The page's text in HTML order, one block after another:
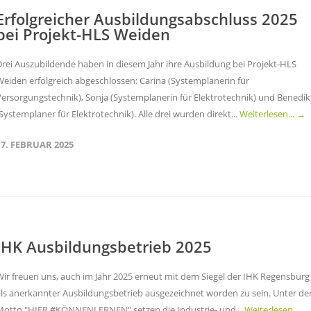
Ausbildungsabschluss 2025
Projekt-HLS Weiden
Auszubildende haben in diesem Jahr ihre Ausbildung bei Projekt-HLS
erfolgreich abgeschlossen: Carina (Systemplanerin für
Sonja (Systemplanerin für Elektrotechnik) und
für Elektrotechnik). Alle drei wurden direkt...Weiterlesen... →
FEBRUAR 2025
Ausbildungsbetrieb 2025
freuen uns, auch im Jahr 2025 erneut mit dem Siegel der IHK Regensburg
anerkannter Ausbildungsbetrieb ausgezeichnet worden zu sein. Unter